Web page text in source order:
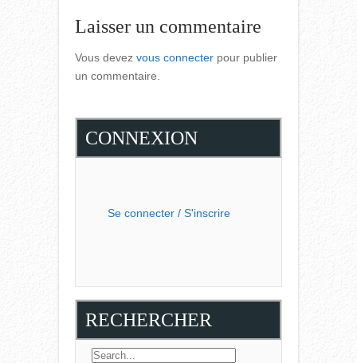
Laisser un commentaire
Vous devez vous connecter pour publier
un commentaire.
CONNEXION
Se connecter / S'inscrire
RECHERCHER